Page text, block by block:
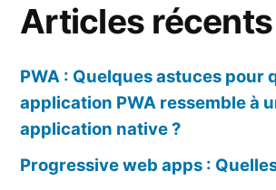
Articles récents
PWA : Quelques astuces pour
application PWA ressemble à
application native ?
Progressive web apps :